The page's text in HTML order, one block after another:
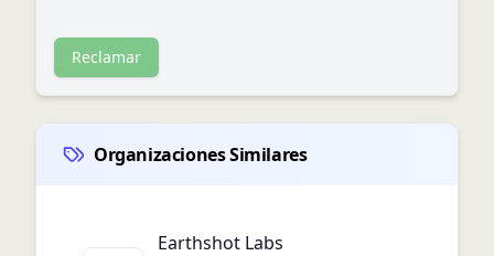
Reclamar
Organizaciones Similares
Earthshot Labs